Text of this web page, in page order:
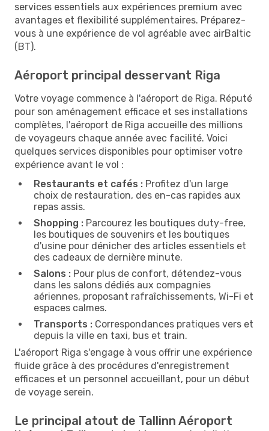
services essentiels aux expériences premium avec
avantages et flexibilité supplémentaires. Préparez-
vous à une expérience de vol agréable avec airBaltic
(BT).
Aéroport principal desservant Riga
Votre voyage commence à l'aéroport de Riga. Réputé
pour son aménagement efficace et ses installations
complètes, l'aéroport de Riga accueille des millions
de voyageurs chaque année avec facilité. Voici
quelques services disponibles pour optimiser votre
expérience avant le vol :
Restaurants et cafés : Profitez d'un large
choix de restauration, des en-cas rapides aux
repas assis.
Shopping : Parcourez les boutiques duty-free,
les boutiques de souvenirs et les boutiques
d'usine pour dénicher des articles essentiels et
des cadeaux de dernière minute.
Salons : Pour plus de confort, détendez-vous
dans les salons dédiés aux compagnies
aériennes, proposant rafraîchissements, Wi-Fi et
espaces calmes.
Transports : Correspondances pratiques vers et
depuis la ville en taxi, bus et train.
L'aéroport Riga s'engage à vous offrir une expérience
fluide grâce à des procédures d'enregistrement
efficaces et un personnel accueillant, pour un début
de voyage serein.
Le principal atout de Tallinn Aéroport